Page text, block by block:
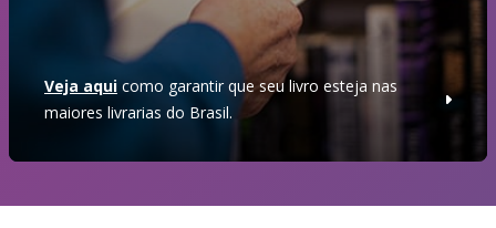
Veja aqui como garantir que seu livro esteja nas
maiores livrarias do Brasil.